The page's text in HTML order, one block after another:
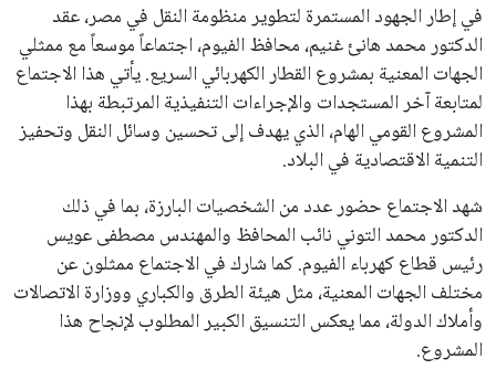
محافظات
في إطار الجهود المستمرة لتطوير منظومة النقل في مصر، عقد
الدكتور محمد هانئ غنيم، محافظ الفيوم، اجتماعاً موسعاً مع ممثلي
الجهات المعنية بمشروع القطار الكهربائي السريع. يأتي هذا الاجتماع
لمتابعة آخر المستجدات والإجراءات التنفيذية المرتبطة بهذا
المشروع القومي الهام، الذي يهدف إلى تحسين وسائل النقل وتحفيز
التنمية الاقتصادية في البلاد.
شهد الاجتماع حضور عدد من الشخصيات البارزة، بما في ذلك
الدكتور محمد التوني نائب المحافظ والمهندس مصطفى عويس
رئيس قطاع كهرباء الفيوم. كما شارك في الاجتماع ممثلون عن
مختلف الجهات المعنية، مثل هيئة الطرق والكباري ووزارة الاتصالات
وأملاك الدولة، مما يعكس التنسيق الكبير المطلوب لإنجاح هذا
المشروع.